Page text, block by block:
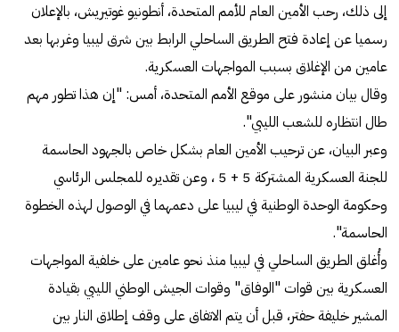
إلى ذلك، رحب الأمين العام للأمم المتحدة، أنطونيو غوتيريش، بالإعلان
رسميا عن إعادة فتح الطريق الساحلي الرابط بين شرق ليبيا وغربها بعد
عامين من الإغلاق بسبب المواجهات العسكرية.
وقال بيان منشور على موقع الأمم المتحدة، أمس: "إن هذا تطور مهم
طال انتظاره للشعب الليبي".
وعبر البيان، عن ترحيب الأمين العام بشكل خاص بالجهود الحاسمة
للجنة العسكرية المشتركة 5 + 5 ، وعن تقديره للمجلس الرئاسي
وحكومة الوحدة الوطنية في ليبيا على دعمهما في الوصول لهذه الخطوة
الحاسمة".
وأُغلق الطريق الساحلي في ليبيا منذ نحو عامين على خلفية المواجهات
العسكرية بين قوات "الوفاق" وقوات الجيش الوطني الليبي بقيادة
المشير خليفة حفتر، قبل أن يتم الاتفاق على وقف إطلاق النار بين